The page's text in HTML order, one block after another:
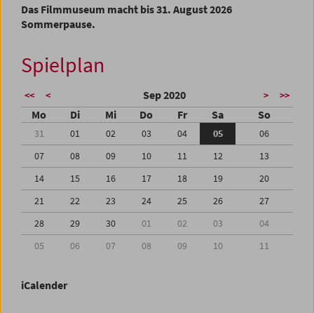
Das Filmmuseum macht bis 31. August 2026
Sommerpause.
Spielplan
<< < Sep 2020 > >>
Mo Di Mi Do Fr Sa So
31 01 02 03 04 05
06
07
08 09 10 11 12
13
14
15 16 17 18 19
20
21
22 23 24 25 26
27
28
29 30 01 02 03
04
05
06 07 08 09 10 11
iCalender